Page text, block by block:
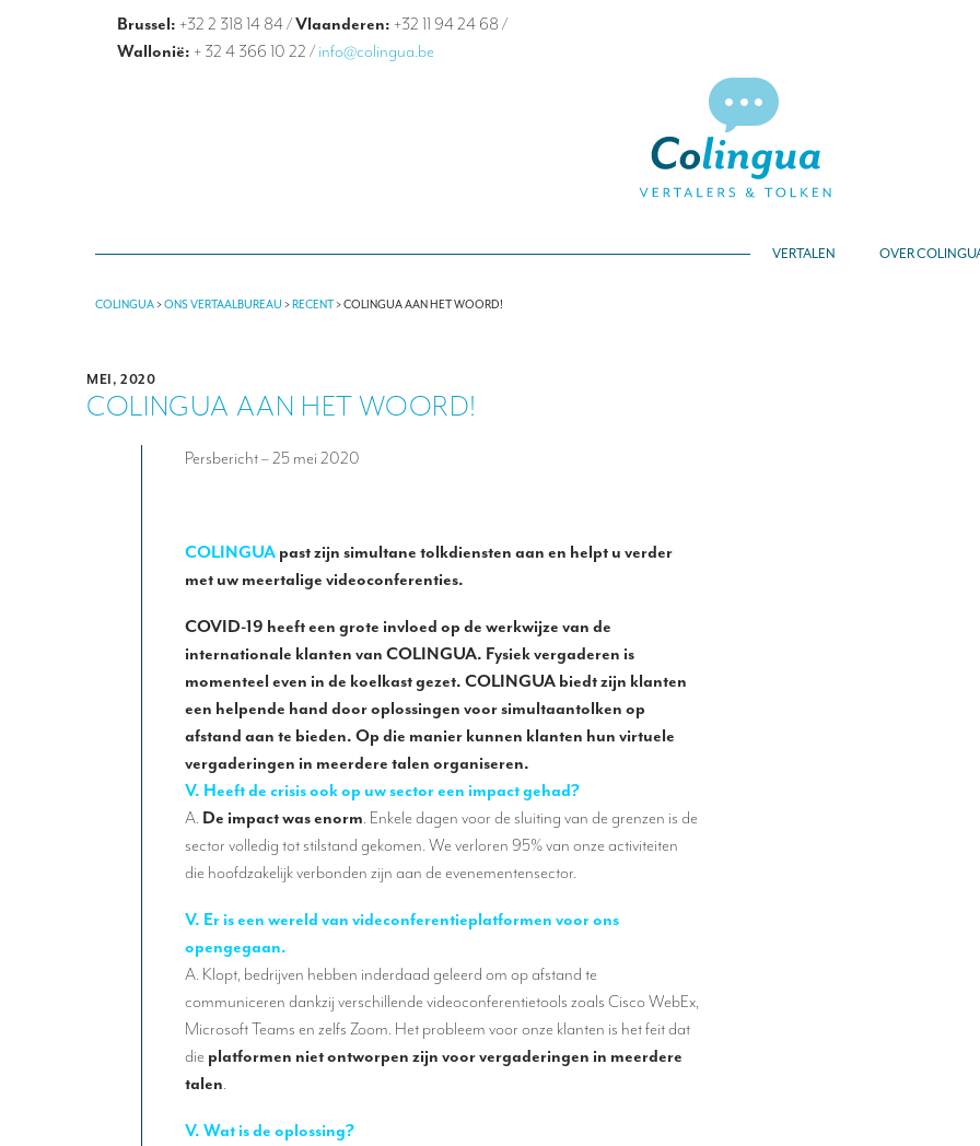
Brussel: +32 2 318 14 84/Vlaanderen: +32 11 94 24 68/
Wallonië: + 32 4 366 10 22 / info@colingua.be
VERTALEN OVER
COLINGUA>ONS VERTAALBUREAU >RECENT>COLINGUA AAN HET WOORD!
MEI, 2020
COLINGUA AAN HET WOORD!
Persbericht – 25 mei 2020
COLINGUA past zijn simultane tolkdiensten aan en helpt u verder
met uw meertalige videoconferenties.
COVID-19 heeft een grote invloed op de werkwijze van de
internationale klanten van COLINGUA. Fysiek vergaderen is
momenteel even in de koelkast gezet. COLINGUA biedt zijn klanten
een helpende hand door oplossingen voor simultaantolken op
afstand aan te bieden. Op die manier kunnen klanten hun virtuele
vergaderingen in meerdere talen organiseren.
V. Heeft de crisis ook op uw sector een impact gehad?
A. De impact was enorm. Enkele dagen voor de sluiting van de grenzen is de
sector volledig tot stilstand gekomen. We verloren 95% van onze activiteiten
die hoofdzakelijk verbonden zijn aan de evenementensector.
V. Er is een wereld van videconferentieplatformen voor ons
opengegaan.
A. Klopt, bedrijven hebben inderdaad geleerd om op afstand te
communiceren dankzij verschillende videoconferentietools zoals Cisco WebEx,
Microsoft Teams en zelfs Zoom. Het probleem voor onze klanten is het feit dat
die platformen niet ontworpen zijn voor vergaderingen in meerdere
talen.
V. Wat is de oplossing?